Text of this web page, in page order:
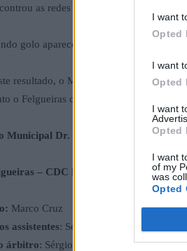
I want
Opted
I want
Opted
I want
Opted
I want
of my
was
Opted
as redes da equipa adversária.
golo apareceu aos 73´, num remate
resultado, o Montalegre dá
o Felgueiras continua em terceiro.
Municipal Dr. Machado de Matos
– CDC Montalegre, 0-2
Marco Cruz
assistentes: Sérgio Ribeiro e José
árbitro: Sérgio Soares